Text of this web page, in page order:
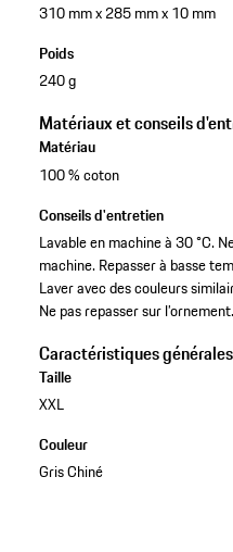
310 mm x 285 mm x 10 mm
Poids
240 g
Matériaux et conseils
Matériau
100 % coton
Conseils d'entretien
Lavable en machine à 30 °C.
machine. Repasser à basse
Laver avec des couleurs
Ne pas repasser sur
Caractéristiques générales
Taille
XXL
Couleur
Gris Chiné